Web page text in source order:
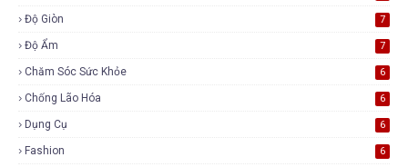
Độ Giòn 7
Độ Ẩm 7
Chăm Sóc Sức Khỏe 6
Chống Lão Hóa 6
Dụng Cụ 6
Fashion 6